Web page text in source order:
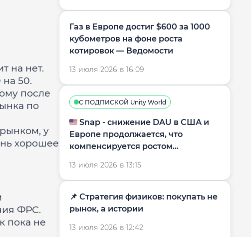
на нет.
50.
после
по
у
хорошее
ФРС.
пока не
Газ в Европе достиг $600 за 1000
кубометров на фоне роста
котировок — Ведомости
13 июля 2026 в 16:09
С ПОДПИСКОЙ Unity World
🇺🇸 Snap - снижение DAU в США и
Европе продолжается, что
компенсируется ростом
13 июля 2026 в 13:15
📌 Стратегия физиков: покупать не
рынок, а истории
13 июля 2026 в 12:42